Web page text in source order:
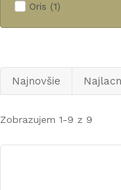
Oris (1)
Najnovšie
Zobrazujem 1-9 z 9